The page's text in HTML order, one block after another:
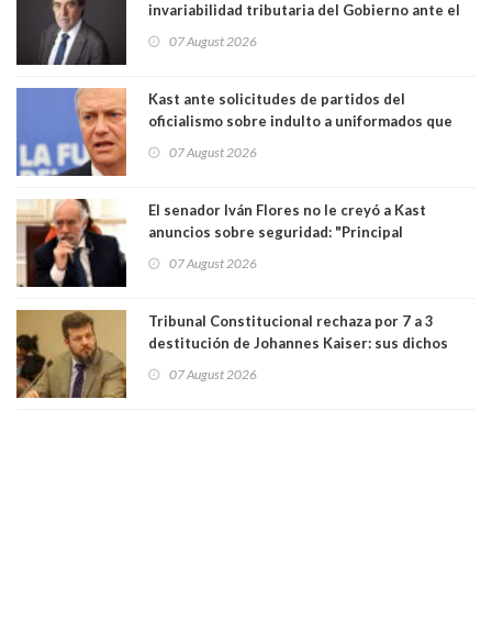
invariabilidad tributaria del Gobierno ante el
democracia” y "defendemos la alternancia en el
07 August 2026
Kast ante solicitudes de partidos del
oficialismo sobre indulto a uniformados que
07 August 2026
El senador Iván Flores no le creyó a Kast
anuncios sobre seguridad: "Principal
perseguir ruta del dinero y levantar secreto
07 August 2026
Tribunal Constitucional rechaza por 7 a 3
destitución de Johannes Kaiser: sus dichos
justicia constitucional porque no es diputado
07 August 2026